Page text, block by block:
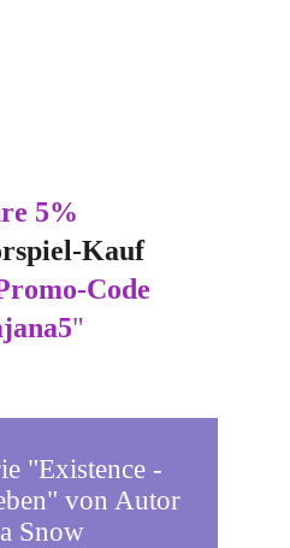
5%
Kauf
Code
"
"Existence -
von Autor
Snow